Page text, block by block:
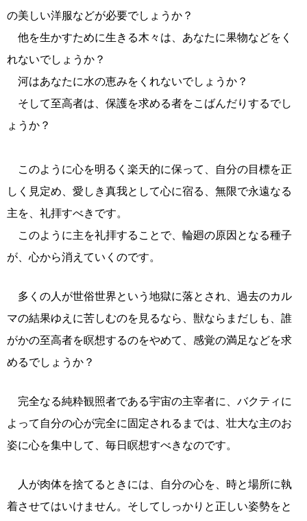
の美しい洋服などが必要でしょうか？
他を生かすために生きる木々は、あなたに果物などをく
れないでしょうか？
河はあなたに水の恵みをくれないでしょうか？
そして至高者は、保護を求める者をこばんだりするでし
ょうか？
このように心を明るく楽天的に保って、自分の目標を正
しく見定め、愛しき真我として心に宿る、無限で永遠なる
主を、礼拝すべきです。
このように主を礼拝することで、輪廻の原因となる種子
が、心から消えていくのです。
多くの人が世俗世界という地獄に落とされ、過去のカル
マの結果ゆえに苦しむのを見るなら、獣ならまだしも、誰
がかの至高者を瞑想するのをやめて、感覚の満足などを求
めるでしょうか？
完全なる純粋観照者である宇宙の主宰者に、バクティに
よって自分の心が完全に固定されるまでは、壮大な主のお
姿に心を集中して、毎日瞑想すべきなのです。
人が肉体を捨てるときには、自分の心を、時と場所に執
着させてはいけません。そしてしっかりと正しい姿勢をと